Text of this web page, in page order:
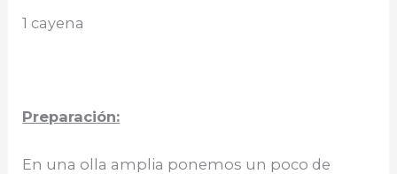
1 cayena
Preparación:
En una olla amplia ponemos un poco de